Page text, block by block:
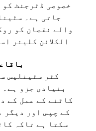
خصوصی ڈٹرجنٹ
جاتی ہے۔
والے نقصان کو
الکلائن کلینر
(3)
کٹر سٹینلیس
بنیادی جزو
کاٹنے کے عمل کے
کے چپس اور دیگر
سکتا ہے تاکہ